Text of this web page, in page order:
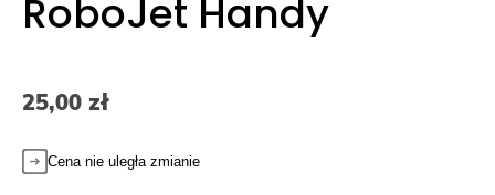
RoboJet Handy
25,00 zł
Cena nie uległa zmianie